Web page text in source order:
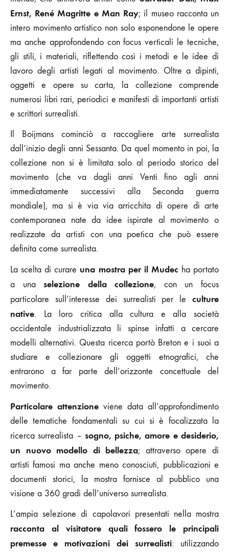
Ernst, René Magritte e Man Ray; il museo racconta un
intero movimento artistico non solo esponendone le opere
ma anche approfondendo con focus verticali le tecniche,
gli stili, i materiali, riflettendo così i metodi e le idee di
lavoro degli artisti legati al movimento. Oltre a dipinti,
oggetti e opere su carta, la collezione comprende
numerosi libri rari, periodici e manifesti di importanti artisti
e scrittori surrealisti.
Il Boijmans cominciò a raccogliere arte surrealista
dall’inizio degli anni Sessanta. Da quel momento in poi, la
collezione non si è limitata solo al periodo storico del
movimento (che va dagli anni Venti fino agli anni
immediatamente successivi alla Seconda guerra
mondiale), ma si è via via arricchita di opere di arte
contemporanea nate da idee ispirate al movimento o
realizzate da artisti con una poetica che può essere
definita come surrealista.
La scelta di curare una mostra per il Mudec ha portato
a unaselezione della collezione, con un focus
particolare sull’interesse dei surrealisti per le culture
native. La loro critica alla cultura e alla società
occidentale industrializzata li spinse infatti a cercare
modelli alternativi. Questa ricerca portò Breton e i suoi a
studiare e collezionare gli oggetti etnografici, che
entrarono a far parte dell’orizzonte concettuale del
movimento.
Particolare attenzione viene data all’approfondimento
delle tematiche fondamentali su cui si è focalizzata la
ricerca surrealista – sogno, psiche, amore e desiderio,
un nuovo modello di bellezza; attraverso opere di
artisti famosi ma anche meno conosciuti, pubblicazioni e
documenti storici, la mostra fornisce al pubblico una
visione a 360 gradi dell’universo surrealista.
L’ampia selezione di capolavori presentati nella mostra
racconta al visitatore quali fossero le principali
premesse e motivazioni dei surrealisti: utilizzando